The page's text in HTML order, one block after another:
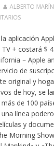
ALBERTO
aplicación
+ costará $
– Apple
de
original y
de hoy, se
de 100
línea
y
Morning